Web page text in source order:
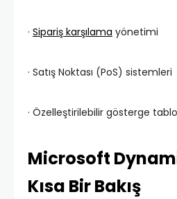
· Sipariş karşılama yönetimi
· Satış Noktası (PoS) sistemleri
· Özelleştirilebilir gösterge
Microsoft
Kısa Bir Bakış